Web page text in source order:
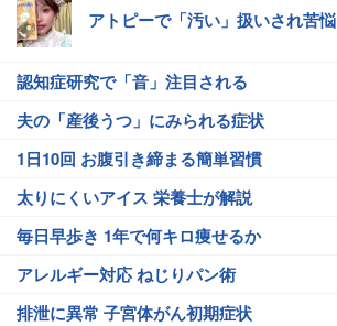
アトピーで「汚い」扱いされ苦悩
認知症研究で「音」注目される
夫の「産後うつ」にみられる症状
1日10回 お腹引き締まる簡単習慣
太りにくいアイス 栄養士が解説
毎日早歩き 1年で何キロ痩せるか
アレルギー対応 ねじりパン術
排泄に異常 子宮体がん初期症状